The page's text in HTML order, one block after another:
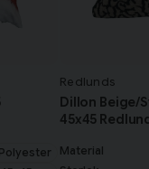
Redlunds
Dillon Beige/
45x45
Material